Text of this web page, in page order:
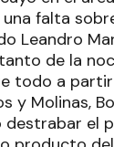
falta
Leandro
de la
todo a
y Molinas,
destrabar el